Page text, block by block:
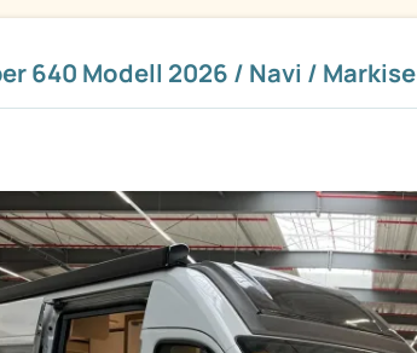
640 Modell 2026 / Navi / Markise